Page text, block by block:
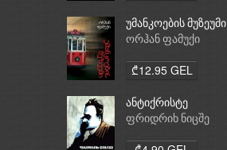
უმანკოების მუზეუმი
ორჰან ფამუქი
₾12.95 GEL
ანტიქრისტე
ფრიდრიხ ნიცშე